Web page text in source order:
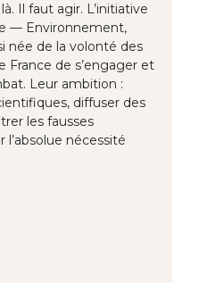
Il faut agir. L’initiative
— Environnement,
née de la volonté des
France de s’engager et
Leur ambition :
diffuser des
les fausses
nécessité